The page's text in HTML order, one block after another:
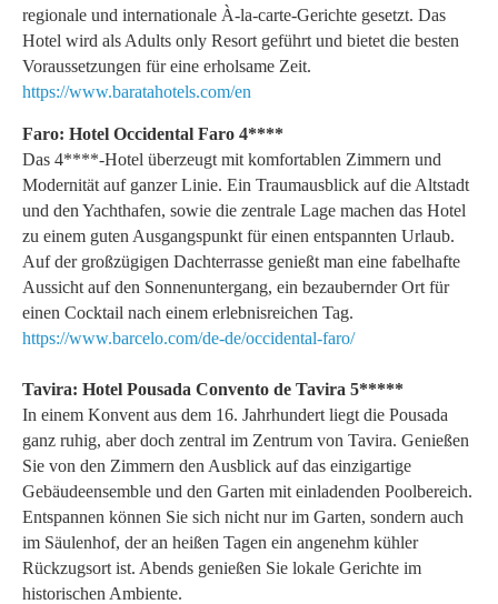
regionale und internationale À-la-carte-Gerichte gesetzt. Das
Hotel wird als Adults only Resort geführt und bietet die besten
Voraussetzungen für eine erholsame Zeit.
https://www.baratahotels.com/en
Faro: Hotel Occidental Faro 4****
Das 4****-Hotel überzeugt mit komfortablen Zimmern und
Modernität auf ganzer Linie. Ein Traumausblick auf die Altstadt
und den Yachthafen, sowie die zentrale Lage machen das Hotel
zu einem guten Ausgangspunkt für einen entspannten Urlaub.
Auf der großzügigen Dachterrasse genießt man eine fabelhafte
Aussicht auf den Sonnenuntergang, ein bezaubernder Ort für
einen Cocktail nach einem erlebnisreichen Tag.
https://www.barcelo.com/de-de/occidental-faro/
Tavira: Hotel Pousada Convento de Tavira 5*****
In einem Konvent aus dem 16. Jahrhundert liegt die Pousada
ganz ruhig, aber doch zentral im Zentrum von Tavira. Genießen
Sie von den Zimmern den Ausblick auf das einzigartige
Gebäudeensemble und den Garten mit einladenden Poolbereich.
Entspannen können Sie sich nicht nur im Garten, sondern auch
im Säulenhof, der an heißen Tagen ein angenehm kühler
Rückzugsort ist. Abends genießen Sie lokale Gerichte im
historischen Ambiente.